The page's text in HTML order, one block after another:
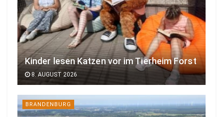
Kinder lesen Katzen vor im Tierheim Forst
8. AUGUST 2026
BRANDENBURG